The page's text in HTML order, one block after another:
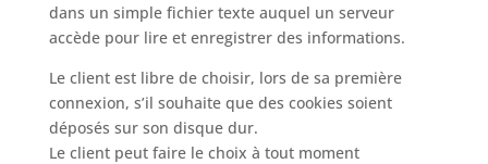
dans un simple fichier texte auquel un serveur
accède pour lire et enregistrer des informations.
Le client est libre de choisir, lors de sa première
connexion, s’il souhaite que des cookies soient
déposés sur son disque dur.
Le client peut faire le choix à tout moment